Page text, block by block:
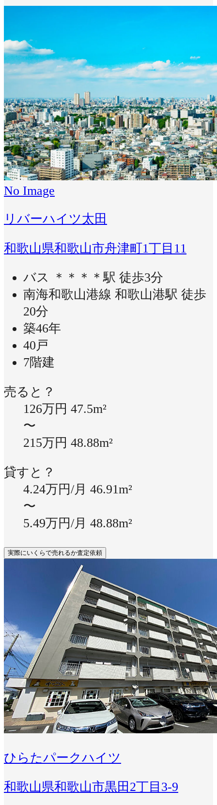
No Image
リバーハイツ太田
和歌山県和歌山市舟津町1丁目11
バス ＊＊＊＊駅 徒歩3分
南海和歌山港線 和歌山港駅 徒歩
20分
築46年
40戸
7階建
売ると？
126万円 47.5m²
〜
215万円 48.88m²
貸すと？
4.24万円/月 46.91m²
〜
5.49万円/月 48.88m²
実際にいくらで売れるか査定依頼
ひらたパークハイツ
和歌山県和歌山市黒田2丁目3-9